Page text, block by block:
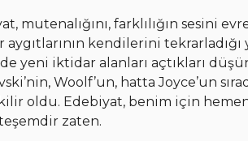
mutenalığını, farklılığın sesini
kendilerini tekrarladığı
yeni iktidar alanları açtıkları
Woolf’un, hatta Joyce’un
oldu. Edebiyat, benim için
zaten.